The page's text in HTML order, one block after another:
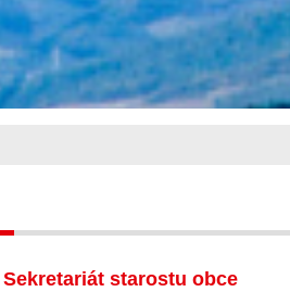
Sekretariát starostu obce